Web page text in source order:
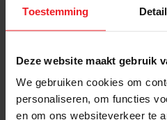
Toestemming
Deze website maakt gebruik
We gebruiken cookies om
personaliseren, om functies
en om ons websiteverkeer te
Geschikt Voor
Conditie